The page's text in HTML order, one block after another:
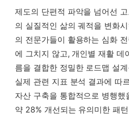
제도의 단편적 파악을 넘어선
의 실질적인 삶의 궤적을 변화
의 전문가들이 활용하는 심화
에 그치지 않고, 개인별 재활 데
름을 결합한 정밀한 로드맵 설
실제 관련 지표 분석 결과에 따
자산 구축을 통합적으로 병행
약 28% 개선되는 유의미한 패